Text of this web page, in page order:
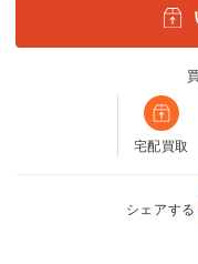
宅配買取
シェアする